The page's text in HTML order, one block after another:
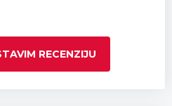
RECENZIJU